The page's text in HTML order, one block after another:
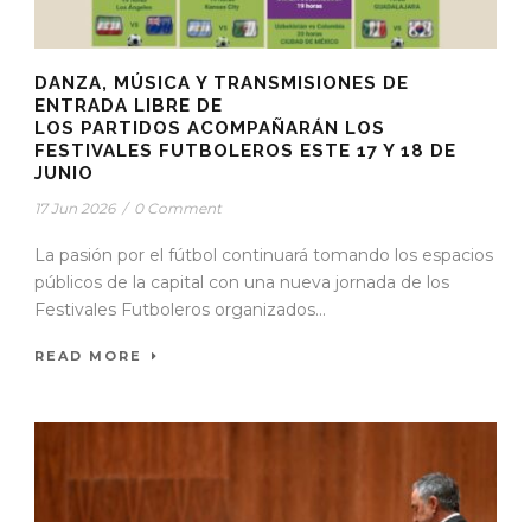
DANZA, MÚSICA Y TRANSMISIONES DE
ENTRADA LIBRE DE
LOS PARTIDOS ACOMPAÑARÁN LOS
FESTIVALES FUTBOLEROS ESTE 17 Y 18 DE
JUNIO
17 Jun 2026 / 0 Comment
La pasión por el fútbol continuará tomando los espacios
públicos de la capital con una nueva jornada de los
Festivales Futboleros organizados...
READ MORE